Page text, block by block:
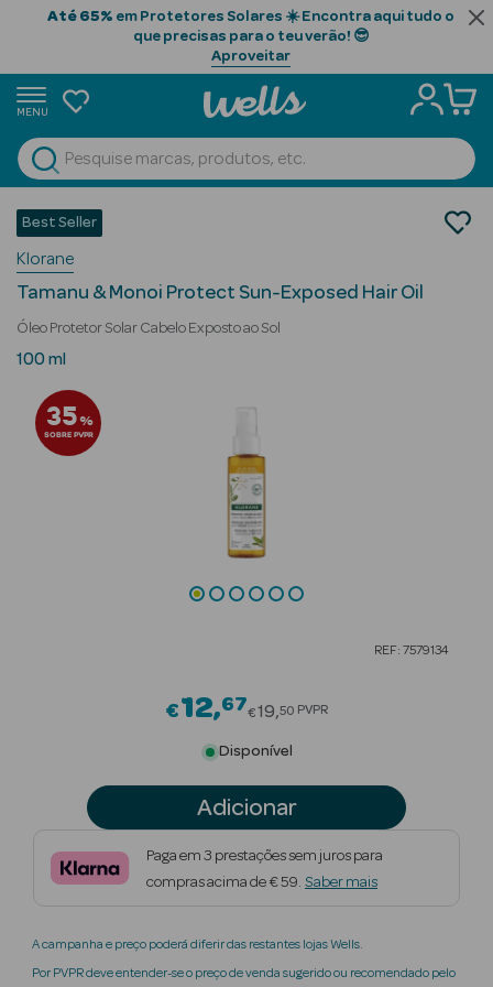
Até 65% em Protetores Solares ☀️ Encontra aqui tudo o
que precisas para o teu verão! 😎
Aproveitar
MENU
Ver Tudo
Beauty Season
Cabelo
Beauty Season
Beauty Season
Cosmética
Beauty Season
Beauty Season
Beauty Season
Beauty Season
Cosmética Rosto e Corpo
Protetores Solares Cabelo
Best Seller
Klorane
Tamanu & Monoi Protect Sun-Exposed Hair Oil
Óleo Protetor Solar Cabelo Exposto ao Sol
100 ml
35%
SOBRE PVPR
REF: 7579134
€12 67Price reduced from
€19 50 PVPR
Disponível
Adicionar
Paga em 3 prestações sem juros para
compras acima de € 59. Saber mais
A campanha e preço poderá diferir das restantes lojas Wells.
Por PVPR deve entender-se o preço de venda sugerido ou recomendado pelo